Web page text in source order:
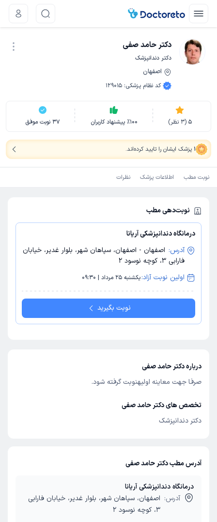
دکتر حامد صفی
دکتر دندانپزشک
اصفهان
کد نظام پزشکی:
129015
5
(
3 نظر) ٪100 پیشنهاد کاربران 37 نوبت موفق
1 پزشک ایشان را تایید کرده‌اند.
نوبت مطب اطلاعات پزشک نظرات
نوبت‌دهی مطب
درمانگاه دندانپزشکی آریانا
آدرس: اصفهان - اصفهان، سپاهان شهر، بلوار غدیر، خیابان
فارابی 3، کوچه نوسود 2
اولین نوبت آزاد:یکشنبه 25 مرداد | 09:30
نوبت بگیرید
درباره دکتر حامد صفی
صرفا جهت معاینه اولیهنوبت گرفته شود.
تخصص های دکتر حامد صفی
دکتر دندانپزشک
آدرس مطب دکتر حامد صفی
درمانگاه دندانپزشکی آریانا
آدرس: اصفهان، سپاهان شهر، بلوار غدیر، خیابان فارابی
3، کوچه نوسود 2